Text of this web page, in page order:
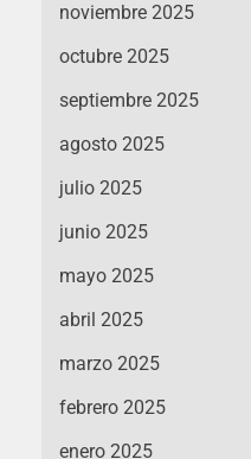
noviembre 2025
octubre 2025
septiembre 2025
agosto 2025
julio 2025
junio 2025
mayo 2025
abril 2025
marzo 2025
febrero 2025
enero 2025